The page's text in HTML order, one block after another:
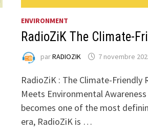
ENVIRONMENT
RadioZiK The Climate-
parRADIOZIK 7 novembre
RadioZiK : The Climate-Friendly
Meets Environmental
becomes one of the most
era, RadioZiK is …